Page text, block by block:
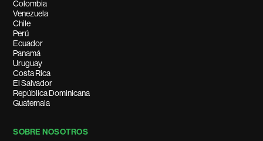
Colombia
Venezuela
Chile
Perú
Ecuador
Panamá
Uruguay
Costa Rica
El Salvador
República Dominicana
Guatemala
SOBRE NOSOTROS